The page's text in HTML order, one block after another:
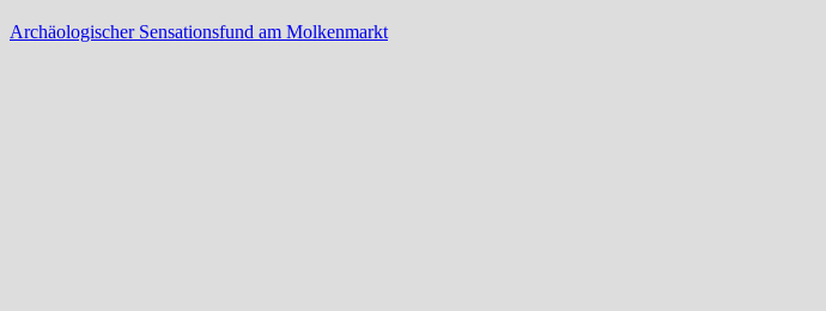
Archäologischer Sensationsfund am Molkenmarkt